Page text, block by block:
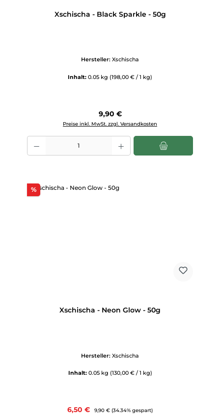
Xschischa - Black Sparkle - 50g
Hersteller: Xschischa
Inhalt: 0.05 kg (198,00 € / 1 kg)
Regulärer Preis:
9,90 €
Preise inkl. MwSt. zzgl. Versandkosten
Produkt Anzahl: Gib den gewünschten Wert ein oder benutze die
%Rabatt
Xschischa - Neon Glow - 50g
Hersteller: Xschischa
Inhalt: 0.05 kg (130,00 € / 1 kg)
Verkaufspreis:
6,50 € Regulärer Preis:
9,90 € (34.34% gespart)